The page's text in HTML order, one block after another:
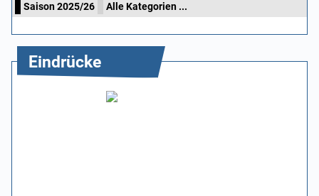
Saison 2025/26 Alle Kategorien ...
Eindrücke